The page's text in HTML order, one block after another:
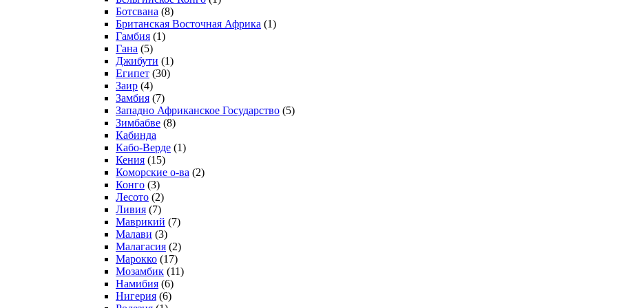
Ботсвана (8)
Британская Восточная Африка (1)
Гамбия (1)
Гана (5)
Джибути (1)
Египет (30)
Заир (4)
Замбия (7)
Западно Африканское Государство (5)
Зимбабве (8)
Кабинда
Кабо-Верде (1)
Кения (15)
Коморские о-ва (2)
Конго (3)
Лесото (2)
Ливия (7)
Маврикий (7)
Малави (3)
Малагасия (2)
Марокко (17)
Мозамбик (11)
Намибия (6)
Нигерия (6)